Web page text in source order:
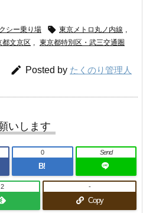
シー乗り場  東京メトロ丸ノ内線 ,
都文京区 , 東京都特別区・武三交通圏
 Posted by たくのり管理人
いします
B!
0 Send
2
Copy
-